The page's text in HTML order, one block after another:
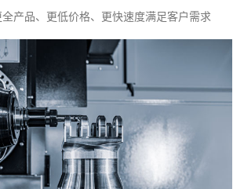
产品、更低价格、更快速度满足客户需求